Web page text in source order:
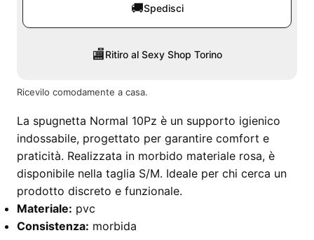
🚚Spedisci
🏬Ritiro al Sexy Shop Torino
Ricevilo comodamente a casa.
La spugnetta Normal 10Pz è un supporto igienico
indossabile, progettato per garantire comfort e
praticità. Realizzata in morbido materiale rosa, è
disponibile nella taglia S/M. Ideale per chi cerca un
prodotto discreto e funzionale.
Materiale: pvc
Consistenza: morbida